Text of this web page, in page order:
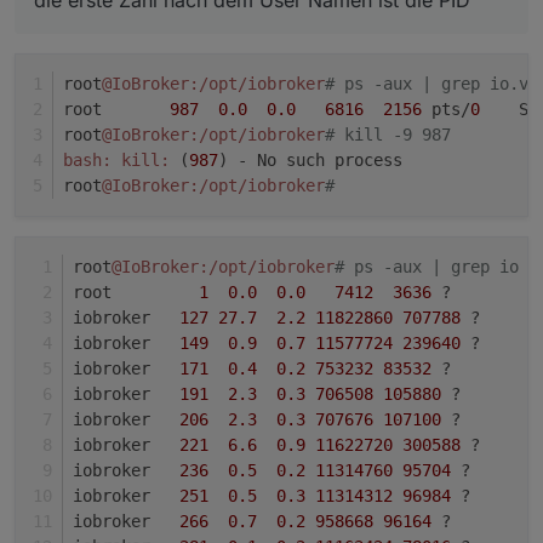
root@IoBroker:/opt/iobroker# ps -aux | grep
root 987 0.0 0.0 6816 2156 pts/0
S+
root@IoBroker:/opt/iobroker# kill -9 987
bash:
kill: (987) - No such process
root@IoBroker:/opt/iobroker#
root@IoBroker:/opt/iobroker# ps -aux | grep io
root 1 0.0 0.0 7412 3636 ?
iobroker 127 27.7 2.2 11822860 707788 ?
iobroker 149 0.9 0.7 11577724 239640 ?
iobroker 171 0.4 0.2 753232 83532 ?
iobroker 191 2.3 0.3 706508 105880 ?
iobroker 206 2.3 0.3 707676 107100 ?
iobroker 221 6.6 0.9 11622720 300588 ?
iobroker 236 0.5 0.2 11314760 95704 ?
iobroker 251 0.5 0.3 11314312 96984 ?
iobroker 266 0.7 0.2 958668 96164 ?